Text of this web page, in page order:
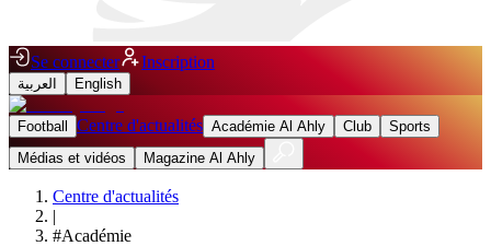
Se connecter Inscription
العربية English
Football Centre d'actualités Académie Al Ahly Club
Sports
Médias et vidéos
Magazine Al Ahly
Centre d'actualités
|
#Académie